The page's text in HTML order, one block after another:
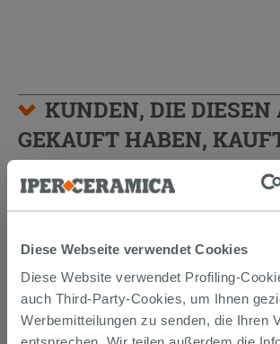
Diese Webseite verwendet Cookies
Diese Website verwendet Profiling-
auch Third-Party-Cookies, um Ihnen
Werbemitteilungen zu senden, die Ihren
KUNDEN, DIE DIESEN
GEKAUFT HABEN,
AUCH...